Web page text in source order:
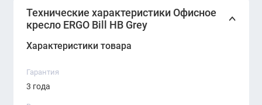
комфортной работы каждый день.
Технические характеристики Офисное
кресло ERGO Bill HB Grey
Характеристики товара
Гарантия
3 года